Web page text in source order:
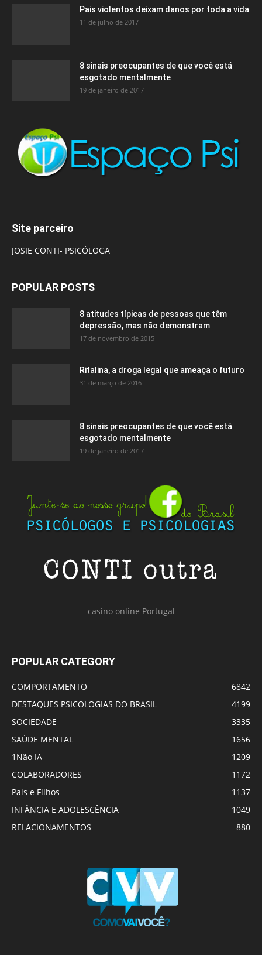
Pais violentos deixam danos por toda a vida
11 de julho de 2017
8 sinais preocupantes de que você está
esgotado mentalmente
19 de janeiro de 2017
Site parceiro
JOSIE CONTI- PSICÓLOGA
POPULAR POSTS
8 atitudes típicas de pessoas que têm
depressão, mas não demonstram
17 de novembro de 2015
Ritalina, a droga legal que ameaça o futuro
31 de março de 2016
8 sinais preocupantes de que você está
esgotado mentalmente
19 de janeiro de 2017
casino online Portugal
POPULAR CATEGORY
COMPORTAMENTO
6842
DESTAQUES PSICOLOGIAS DO BRASIL
4199
SOCIEDADE
3335
SAÚDE MENTAL
1656
1Não IA
1209
COLABORADORES
1172
Pais e Filhos
1137
INFÂNCIA E ADOLESCÊNCIA
1049
RELACIONAMENTOS
880